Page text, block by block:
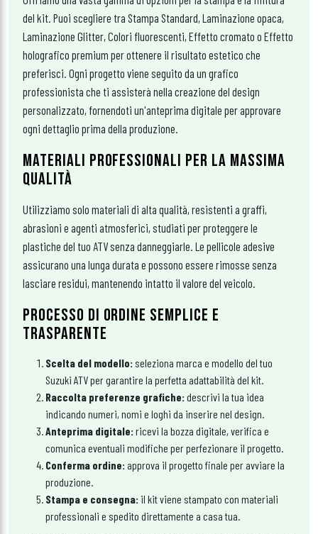
del kit. Puoi scegliere tra Stampa Standard, Laminazione opaca,
Laminazione Glitter, Colori fluorescenti, Effetto cromato o Effetto
holografico premium per ottenere il risultato estetico che
preferisci. Ogni progetto viene seguito da un grafico
professionista che ti assisterà nella creazione del design
personalizzato, fornendoti un'anteprima digitale per approvare
ogni dettaglio prima della produzione.
MATERIALI PROFESSIONALI PER LA MASSIMA
QUALITÀ
Utilizziamo solo materiali di alta qualità, resistenti a graffi,
abrasioni e agenti atmosferici, studiati per proteggere le
plastiche del tuo ATV senza danneggiarle. Le pellicole adesive
assicurano una lunga durata e possono essere rimosse senza
lasciare residui, mantenendo intatto il valore del veicolo.
PROCESSO DI ORDINE SEMPLICE E
TRASPARENTE
Scelta del modello: seleziona marca e modello del tuo
Suzuki ATV per garantire la perfetta adattabilità del kit.
Raccolta preferenze grafiche:descrivi la tua idea
indicando numeri, nomi e loghi da inserire nel design.
Anteprima digitale:ricevi la bozza digitale, verifica e
comunica eventuali modifiche per perfezionare il progetto.
Conferma ordine:approva il progetto finale per avviare la
produzione.
Stampa e consegna: il kit viene stampato con materiali
professionali e spedito direttamente a casa tua.